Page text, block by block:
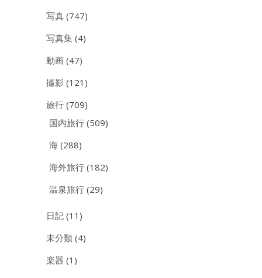
写真 (747)
写真集 (4)
動画 (47)
撮影 (121)
旅行 (709)
国内旅行 (509)
海 (288)
海外旅行 (182)
温泉旅行 (29)
日記 (11)
未分類 (4)
楽器 (1)